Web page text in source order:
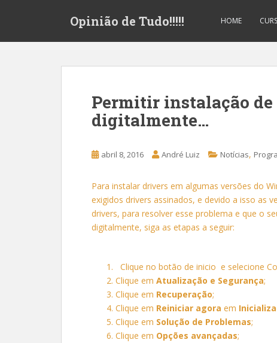
Opinião de Tudo!!!!! HOME
Permitir instalação
digitalmente…
abril 8, 2016 André Luiz Notícias,
Para instalar drivers em algumas versões do
exigidos drivers assinados, e devido a isso as
drivers, para resolver esse problema e que o
digitalmente, siga as etapas a seguir:
Clique no botão de inicio e selecione
Clique em Atualização e Segurança;
Clique em Recuperação;
Clique em Reiniciar agora em
Clique em Solução de Problemas;
Clique em Opções avançadas;